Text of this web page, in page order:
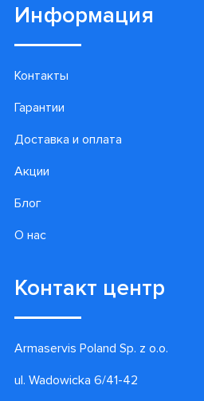
Информация
Контакты
Гарантии
Доставка и оплата
Акции
Блог
О нас
Контакт центр
Armaservis Poland Sp. z o.o.
ul. Wadowicka 6/41-42